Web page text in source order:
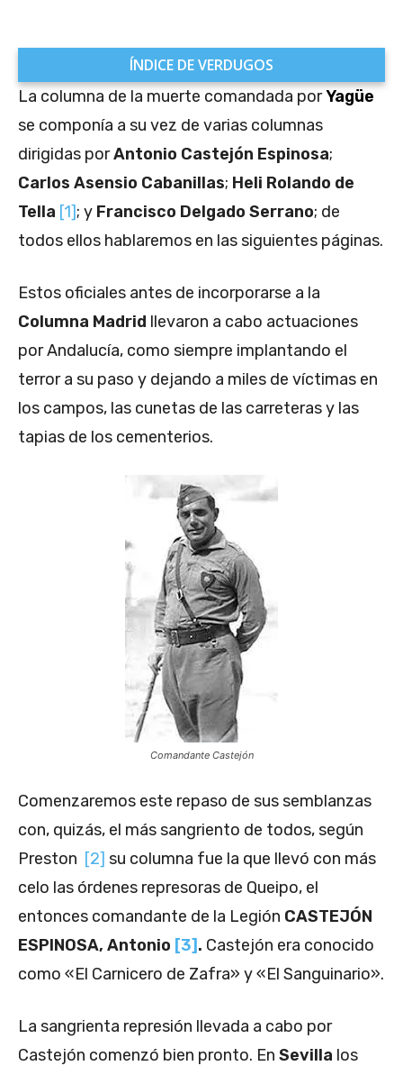
ÍNDICE DE VERDUGOS
La columna de la muerte comandada porYagüe
se componía a su vez de varias columnas
dirigidas porAntonio Castejón Espinosa;
Carlos Asensio Cabanillas; Heli Rolando de
Tella [1]; y Francisco Delgado Serrano; de
todos ellos hablaremos en las siguientes páginas.
Estos oficiales antes de incorporarse a la
Columna Madrid llevaron a cabo actuaciones
por Andalucía, como siempre implantando el
terror a su paso y dejando a miles de víctimas en
los campos, las cunetas de las carreteras y las
tapias de los cementerios.
Comandante Castejón
Comenzaremos este repaso de sus semblanzas
con, quizás, el más sangriento de todos, según
Preston [2] su columna fue la que llevó con más
celo las órdenes represoras de Queipo, el
entonces comandante de la Legión CASTEJÓN
ESPINOSA, Antonio [3] . Castejón era conocido
como «El Carnicero de Zafra» y «El Sanguinario».
La sangrienta represión llevada a cabo por
Castejón comenzó bien pronto. En Sevilla los